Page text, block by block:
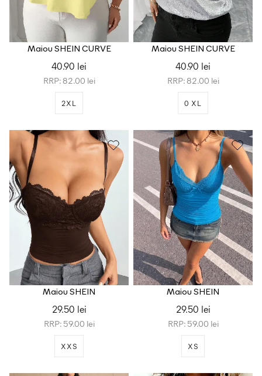
Maiou SHEIN CURVE
40.90 lei
RRP: 82.00 lei
2XL
Maiou SHEIN CURVE
40.90 lei
RRP: 82.00 lei
0 XL
Maiou SHEIN
29.50 lei
RRP: 59.00 lei
XXS
Maiou SHEIN
29.50 lei
RRP: 59.00 lei
XS